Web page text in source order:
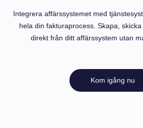
Integrera affärssystemet med
hela din fakturaprocess. Skapa,
direkt från ditt affärssystem utan
Kom igång nu